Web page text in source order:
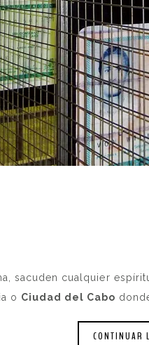
sacuden cualquier
o Ciudad del Cabo
CONTINUAR